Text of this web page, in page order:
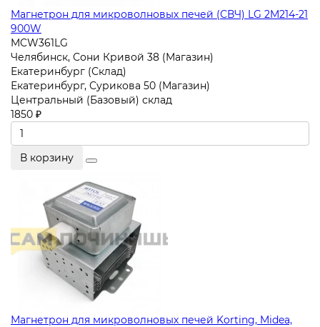
Магнетрон для микроволновых печей (СВЧ) LG 2M214-21
900W
MCW361LG
Челябинск, Сони Кривой 38 (Магазин)
Екатеринбург (Склад)
Екатеринбург, Сурикова 50 (Магазин)
Центральный (Базовый) склад
1850 ₽
В корзину
Магнетрон для микроволновых печей Korting, Midea,